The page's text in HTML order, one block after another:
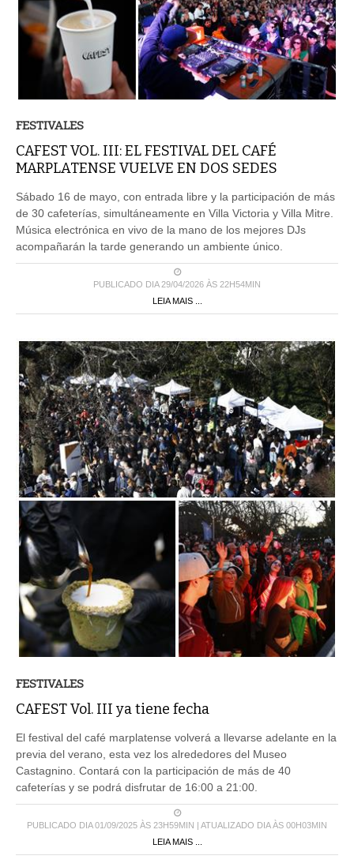
FESTIVALES
CAFEST VOL. III: EL FESTIVAL DEL CAFÉ
MARPLATENSE VUELVE EN DOS SEDES
Sábado 16 de mayo, con entrada libre y la participación de más
de 30 cafeterías, simultáneamente en Villa Victoria y Villa Mitre.
Música electrónica en vivo de la mano de los mejores DJs
acompañarán la tarde generando un ambiente único.
PUBLICADO DIA 29/04/2026 ÀS 22H54MIN
LEIA MAIS ...
FESTIVALES
CAFEST Vol. III ya tiene fecha
El festival del café marplatense volverá a llevarse adelante en la
previa del verano, esta vez los alrededores del Museo
Castagnino. Contará con la participación de más de 40
cafeterías y se podrá disfrutar de 16:00 a 21:00.
PUBLICADO DIA 01/09/2025 ÀS 23H59MIN | ATUALIZADO DIA ÀS 00H03MIN
LEIA MAIS ...